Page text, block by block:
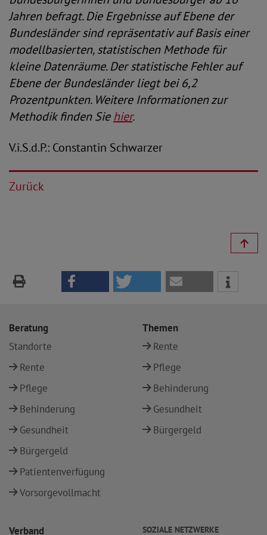
Jahren befragt. Die Ergebnisse auf Ebene der
Bundesländer sind repräsentativ auf Basis einer
modellbasierten, statistischen Methode für
kleine Datenräume. Der statistische Fehler auf
Ebene der Bundesländer liegt bei 6,2
Prozentpunkten. Weitere Informationen zur
Methodik finden Siehier.
V.i.S.d.P.: Constantin Schwarzer
Zurück
Beratung
Standorte
Rente
Pflege
Behinderung
Gesundheit
Bürgergeld
Patientenverfügung
Vorsorgevollmacht
Themen
Rente
Pflege
Behinderung
Gesundheit
Bürgergeld
Verband SOZIALE NETZWERKE